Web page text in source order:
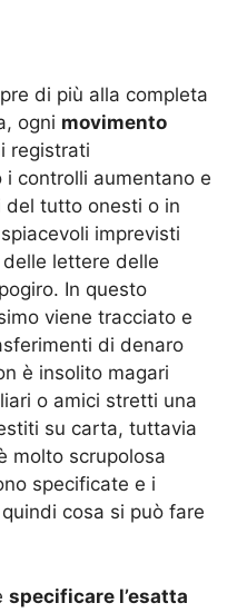
di più alla completa
ogni movimento
registrati
controlli aumentano e
del tutto onesti o in
imprevisti
lettere delle
In questo
viene tracciato e
di denaro
è insolito magari
o amici stretti una
su carta, tuttavia
molto scrupolosa
specificate e i
cosa si può fare
specificare l’esatta